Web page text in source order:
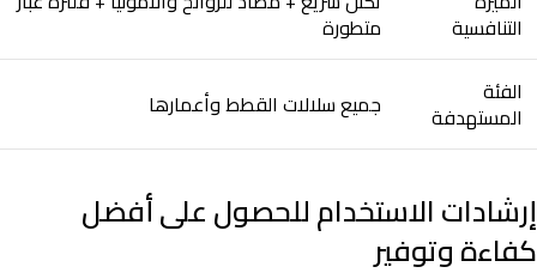
التنافسية
متطورة
الفئة
المستهدفة جميع سلالات القطط وأعمارها
إرشادات الاستخدام للحصول على أفضل
كفاءة وتوفير